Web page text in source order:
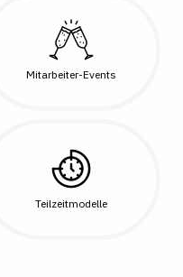
Mitarbeiter-Events
Teilzeitmodelle